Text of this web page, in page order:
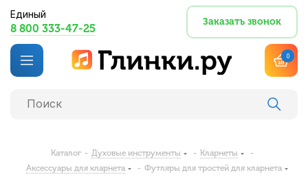
Единый
8 800 333-47-25
Заказать звонок
0
Каталог - Духовые инструменты - Кларнеты
-
Аксессуары для кларнета
- Футляры для тростей для кларнета